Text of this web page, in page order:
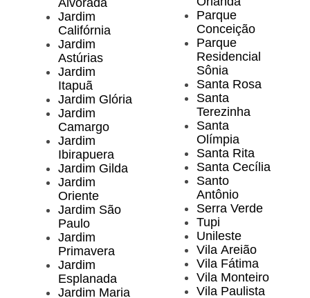
Alvorada
Jardim
Califórnia
Jardim
Astúrias
Jardim
Itapuã
Jardim Glória
Jardim
Camargo
Jardim
Ibirapuera
Jardim Gilda
Jardim
Oriente
Jardim São
Paulo
Jardim
Primavera
Jardim
Esplanada
Jardim Maria
Parque
Conceição
Parque
Residencial
Sônia
Santa Rosa
Santa
Terezinha
Santa
Olímpia
Santa Rita
Santa Cecília
Santo
Antônio
Serra Verde
Tupi
Unileste
Vila Areião
Vila Fátima
Vila Monteiro
Vila Paulista